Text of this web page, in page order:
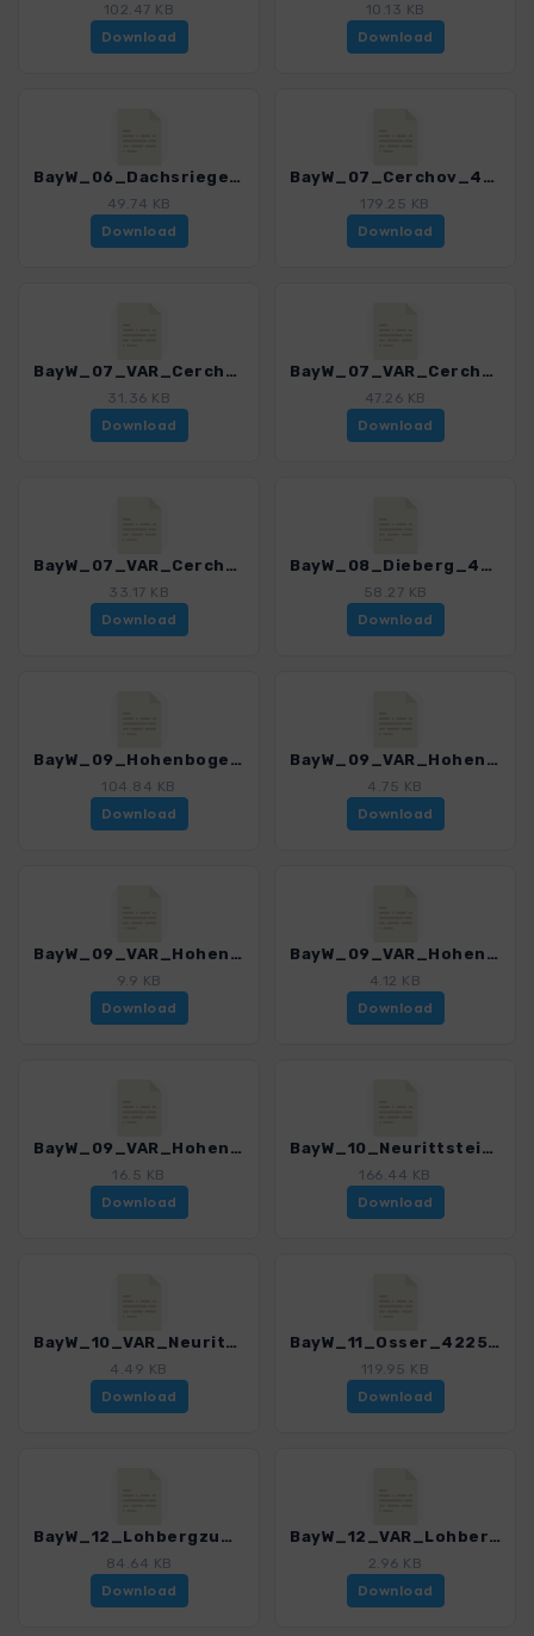
102.47 KB
Download
10.13 KB
Download
BayW_06_Dachsriegel_4225_8.gpx
49.74 KB
Download
BayW_07_Cerchov_4225_8.gpx
179.25 KB
Download
BayW_07_VAR_Cerchov_4225_8.gpx
31.36 KB
Download
BayW_07_VAR_Cerchov_Gibachtrundweg_4225_8.gpx
47.26 KB
Download
BayW_07_VAR_Cerchov_Waldmuenchen_4225_8.gpx
33.17 KB
Download
BayW_08_Dieberg_4225_8.gpx
58.27 KB
Download
BayW_09_Hohenbogen_4225_8.gpx
104.84 KB
Download
BayW_09_VAR_Hohenbogen_4225_8.gpx
4.75 KB
Download
BayW_09_VAR_Hohenbogen_Abstieg_4225_8.gpx
9.9 KB
Download
BayW_09_VAR_Hohenbogen_Bergkapelle_4225_8.gpx
4.12 KB
Download
BayW_09_VAR_Hohenbogen_Burgstall_4225_8.gpx
16.5 KB
Download
BayW_10_Neurittsteig_4225_8.gpx
166.44 KB
Download
BayW_10_VAR_Neurittsteig Ossser_4225_8.gpx
4.49 KB
Download
BayW_11_Osser_4225_8.gpx
119.95 KB
Download
BayW_12_LohbergzumOsser_4225_8.gpx
84.64 KB
Download
BayW_12_VAR_Lohberg zum Ossser_Gasthaus_4225_8.gpx
2.96 KB
Download